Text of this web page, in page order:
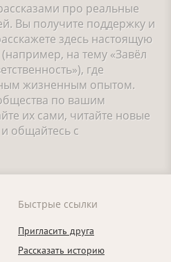
про реальные
Вы получите поддержку и
здесь настоящую
на тему «Завёл
где
жизненным опытом.
по вашим
их сами, читайте новые
общайтесь с
Быстрые ссылки
Пригласить друга
Рассказать историю